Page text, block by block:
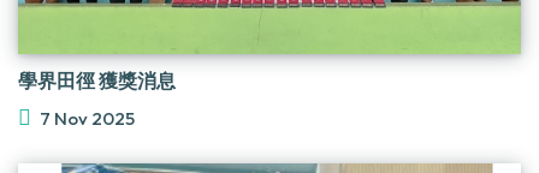
學界田徑 獲獎消息
7 Nov 2025